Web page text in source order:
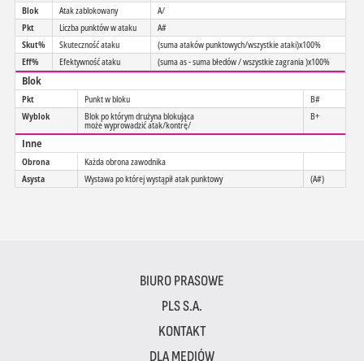
Blok
Atak zablokowany
A/
Pkt
Liczba punktów w ataku
A#
Skut%
Skuteczność ataku
(suma ataków punktowych/wszystkie ataki)x100%
Eff%
Efektywność ataku (suma as - suma błedów / wszystkie zagrania )x100%
Blok
Pkt Punkt w bloku
B#
Wyblok
Blok po którym drużyna blokująca
może wyprowadzić atak/kontrę/
B+
Inne
Obrona
Każda obrona zawodnika
Asysta
Wystawa po której wystąpił atak punktowy (A#)
BIURO PRASOWE
PLS S.A.
KONTAKT
DLA MEDIÓW